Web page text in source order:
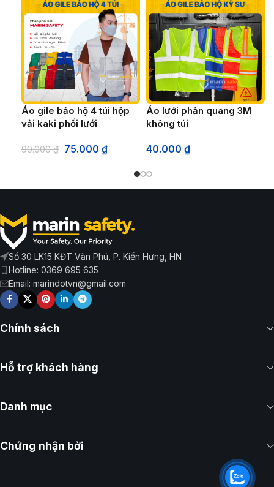
Áo gile bảo hộ 4 túi hộp
vải kaki phối lưới
90.000₫ 75.000 ₫
Áo lưới phản quang 3M
không túi
40.000 ₫
Số 30 LK15 KĐT Văn Phú, P. Kiến Hưng, HN
Hotline: 0369 695 635
Email: marindotvn@gmail.com
Chính sách
Hỗ trợ khách hàng
Danh mục
Chứng nhận bởi